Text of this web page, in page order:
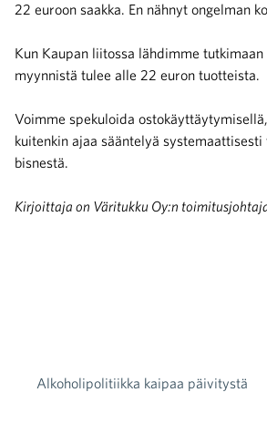
22 euroon saakka. En nähnyt ongelman
Kun Kaupan liitossa lähdimme
myynnistä tulee alle 22 euron tuotteista.
Voimme spekuloida
kuitenkin ajaa sääntelyä
bisnestä.
Kirjoittaja on Väritukku Oy:n
Alkoholipolitiikka kaipaa päivitystä
Kaupan liitossa